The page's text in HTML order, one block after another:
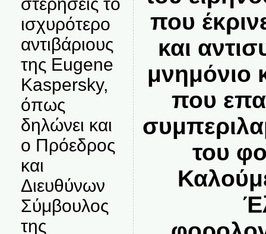
ισχυρότερο
αντιβάριους
της Eugene
Kaspersky,
όπως
δηλώνει και
ο Πρόεδρος
και
Διευθύνων
Σύμβουλος
της
που
και
μνημόνιο
που
του